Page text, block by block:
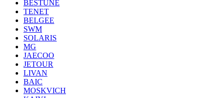
BESTUNE
TENET
BELGEE
SWM
SOLARIS
MG
JAECOO
JETOUR
LIVAN
BAIC
MOSKVICH